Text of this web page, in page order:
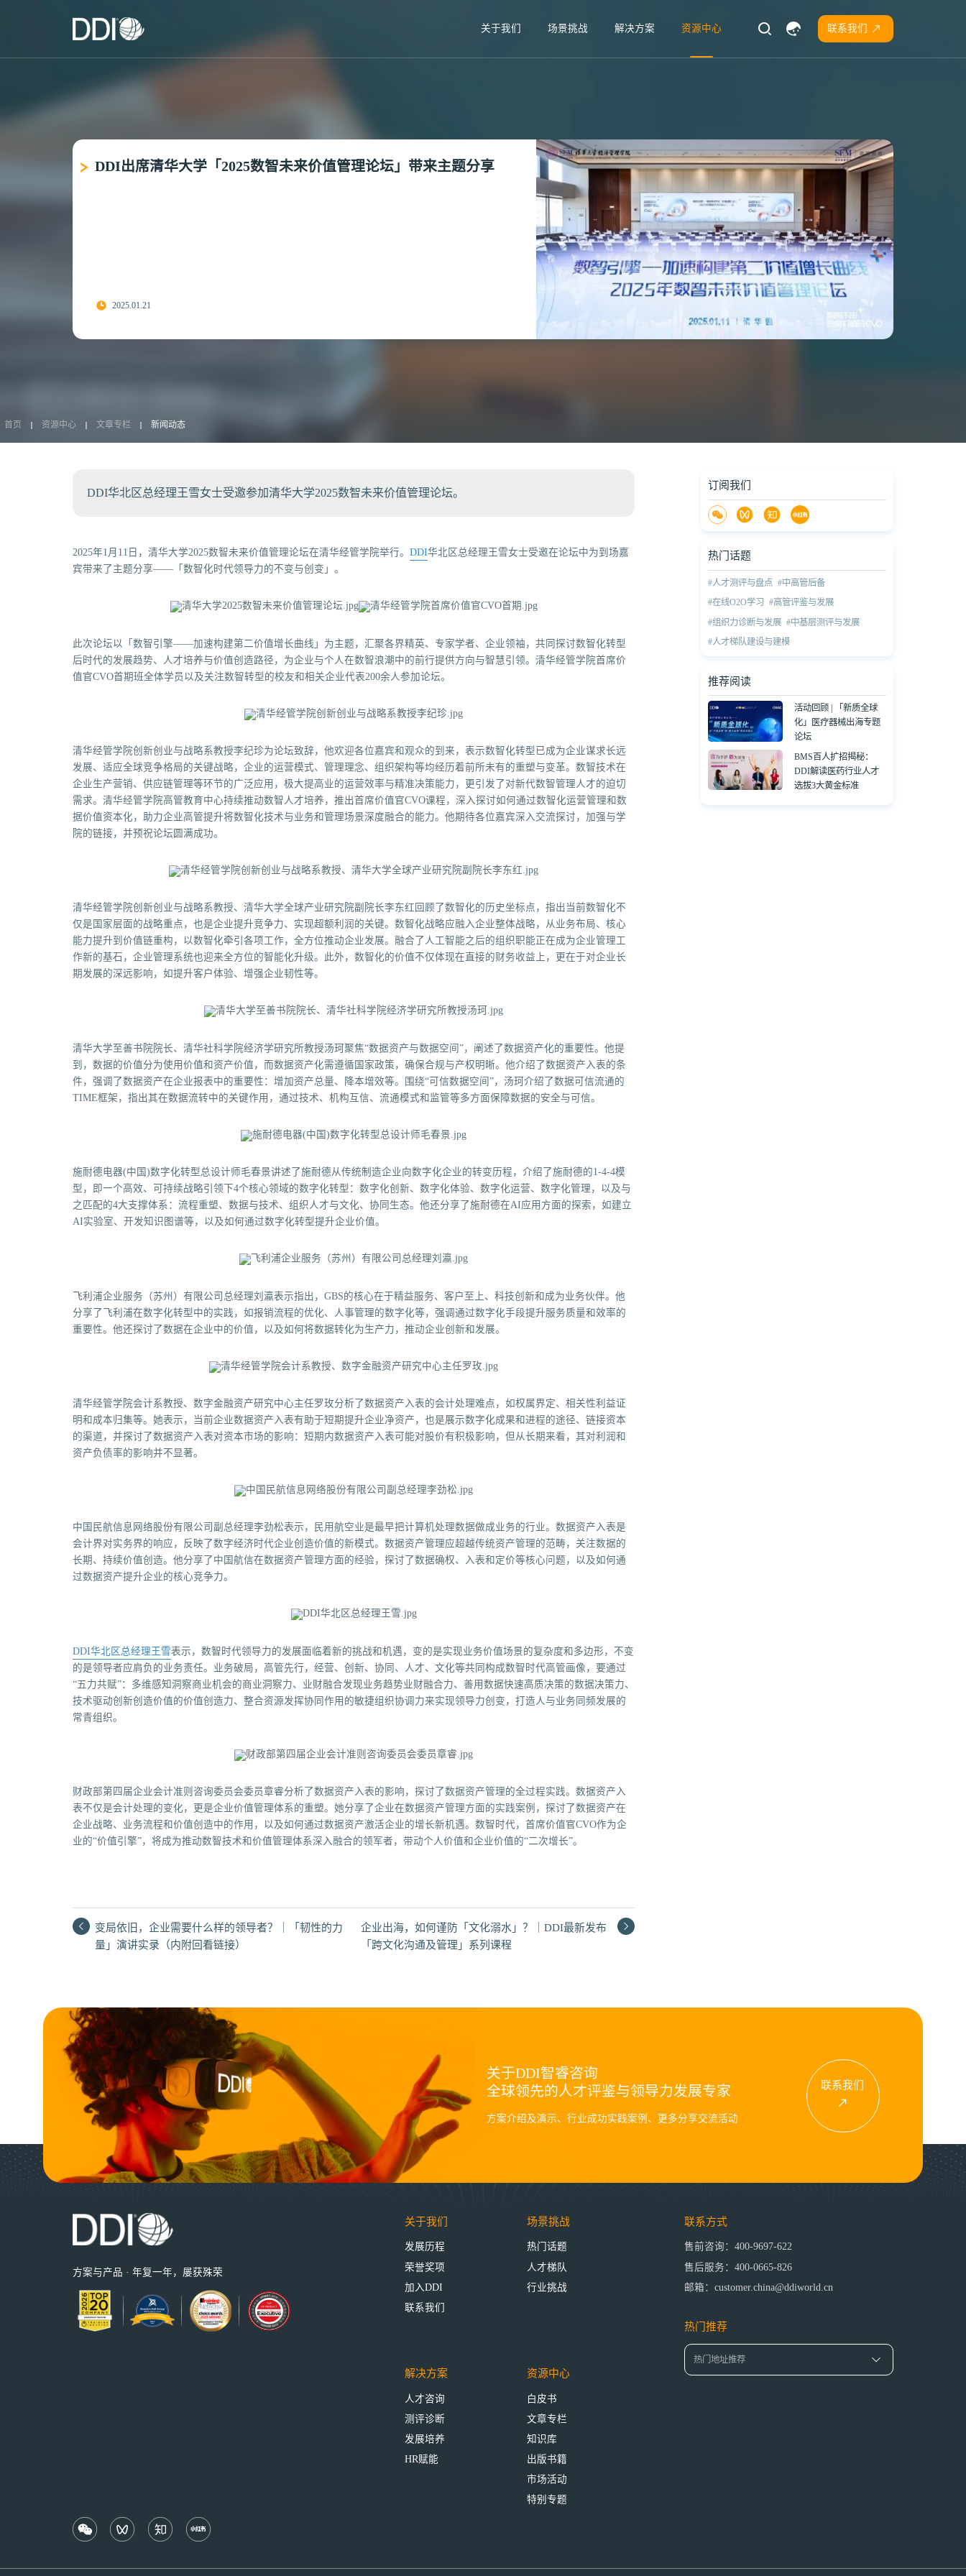
关于我们 场景挑战 解决方案 资源中心 联系我们
DDI出席清华大学「2025数智未来价值管理论坛」带来主题分享
2025.01.21
首页 资源中心 文章专栏 新闻动态
DDI华北区总经理王雪女士受邀参加清华大学2025数智未来价值管理论坛。
2025年1月11日，清华大学2025数智未来价值管理论坛在清华经管学院举行。 DDI华北区总经理王雪女士受邀在论坛中为到场嘉
宾带来了主题分享——「数智化时代领导力的不变与创变」。
此次论坛以「数智引擎——加速构建第二价值增长曲线」为主题，汇聚各界精英、专家学者、企业领袖，共同探讨数智化转型
后时代的发展趋势、人才培养与价值创造路径，为企业与个人在数智浪潮中的前行提供方向与智慧引领。清华经管学院首席价
值官CVO首期班全体学员以及关注数智转型的校友和相关企业代表200余人参加论坛。
清华经管学院创新创业与战略系教授李纪珍为论坛致辞，他欢迎各位嘉宾和观众的到来，表示数智化转型已成为企业谋求长远
发展、适应全球竞争格局的关键战略，企业的运营模式、管理理念、组织架构等均经历着前所未有的重塑与变革。数智技术在
企业生产营销、供应链管理等环节的广泛应用，极大提高业的运营效率与精准决策能力，更引发了对新代数智管理人才的迫切
需求。清华经管学院高管教育中心持续推动数智人才培养，推出首席价值官CVO课程，深入探讨如何通过数智化运营管理和数
据价值资本化，助力企业高管提升将数智化技术与业务和管理场景深度融合的能力。他期待各位嘉宾深入交流探讨，加强与学
院的链接，并预祝论坛圆满成功。
清华经管学院创新创业与战略系教授、清华大学全球产业研究院副院长李东红回顾了数智化的历史坐标点，指出当前数智化不
仅是国家层面的战略重点，也是企业提升竞争力、实现超额利润的关键。数智化战略应融入企业整体战略，从业务布局、核心
能力提升到价值链重构，以数智化牵引各项工作，全方位推动企业发展。融合了人工智能之后的组织职能正在成为企业管理工
作新的基石，企业管理系统也迎来全方位的智能化升级。此外，数智化的价值不仅体现在直接的财务收益上，更在于对企业长
期发展的深远影响，如提升客户体验、增强企业韧性等。
清华大学至善书院院长、清华社科学院经济学研究所教授汤珂聚焦“数据资产与数据空间”，阐述了数据资产化的重要性。他提
到，数据的价值分为使用价值和资产价值，而数据资产化需遵循国家政策，确保合规与产权明晰。他介绍了数据资产入表的条
件，强调了数据资产在企业报表中的重要性：增加资产总量、降本增效等。围绕“可信数据空间”，汤珂介绍了数据可信流通的
TIME框架，指出其在数据流转中的关键作用，通过技术、机构互信、流通模式和监管等多方面保障数据的安全与可信。
施耐德电器(中国)数字化转型总设计师毛春景讲述了施耐德从传统制造企业向数字化企业的转变历程，介绍了施耐德的1-4-4模
型，即一个高效、可持续战略引领下4个核心领域的数字化转型：数字化创新、数字化体验、数字化运营、数字化管理，以及与
之匹配的4大支撑体系：流程重塑、数据与技术、组织人才与文化、协同生态。他还分享了施耐德在AI应用方面的探索，如建立
AI实验室、开发知识图谱等，以及如何通过数字化转型提升企业价值。
飞利浦企业服务（苏州）有限公司总经理刘瀛表示指出，GBS的核心在于精益服务、客户至上、科技创新和成为业务伙伴。他
分享了飞利浦在数字化转型中的实践，如报销流程的优化、人事管理的数字化等，强调通过数字化手段提升服务质量和效率的
重要性。他还探讨了数据在企业中的价值，以及如何将数据转化为生产力，推动企业创新和发展。
清华经管学院会计系教授、数字金融资产研究中心主任罗玫分析了数据资产入表的会计处理难点，如权属界定、相关性利益证
明和成本归集等。她表示，当前企业数据资产入表有助于短期提升企业净资产，也是展示数字化成果和进程的途径、链接资本
的渠道，并探讨了数据资产入表对资本市场的影响：短期内数据资产入表可能对股价有积极影响，但从长期来看，其对利润和
资产负债率的影响并不显著。
中国民航信息网络股份有限公司副总经理李劲松表示，民用航空业是最早把计算机处理数据做成业务的行业。数据资产入表是
会计界对实务界的响应，反映了数字经济时代企业创造价值的新模式。数据资产管理应超越传统资产管理的范畴，关注数据的
长期、持续价值创造。他分享了中国航信在数据资产管理方面的经验，探讨了数据确权、入表和定价等核心问题，以及如何通
过数据资产提升企业的核心竞争力。
DDI华北区总经理王雪表示，数智时代领导力的发展面临着新的挑战和机遇，变的是实现业务价值场景的复杂度和多边形，不变
的是领导者应肩负的业务责任。业务破局，高管先行，经营、创新、协同、人才、文化等共同构成数智时代高管画像，要通过
“五力共赋”：多维感知洞察商业机会的商业洞察力、业财融合发现业务趋势业财融合力、善用数据快速高质决策的数据决策力、
技术驱动创新创造价值的价值创造力、整合资源发挥协同作用的敏捷组织协调力来实现领导力创变，打造人与业务同频发展的
常青组织。
财政部第四届企业会计准则咨询委员会委员章睿分析了数据资产入表的影响，探讨了数据资产管理的全过程实践。数据资产入
表不仅是会计处理的变化，更是企业价值管理体系的重塑。她分享了企业在数据资产管理方面的实践案例，探讨了数据资产在
企业战略、业务流程和价值创造中的作用，以及如何通过数据资产激活企业的增长新机遇。数智时代，首席价值官CVO作为企
业的“价值引擎”，将成为推动数智技术和价值管理体系深入融合的领军者，带动个人价值和企业价值的“二次增长”。
变局依旧，企业需要什么样的领导者？｜「韧性的力
量」演讲实录（内附回看链接）
企业出海，如何谨防「文化溺水」？｜DDI最新发布
「跨文化沟通及管理」系列课程
订阅我们
热门话题
#人才测评与盘点 #中高管后备
#在线O2O学习 #高管评鉴与发展
#组织力诊断与发展 #中基层测评与发展
#人才梯队建设与建模
推荐阅读
活动回顾 | 「新质全球
化」医疗器械出海专题
论坛
BMS百人扩招揭秘：
DDI解读医药行业人才
选拔3大黄金标准
关于DDI智睿咨询
全球领先的人才评鉴与领导力发展专家
方案介绍及演示、行业成功实践案例、更多分享交流活动
联系我们
方案与产品 · 年复一年，屡获殊荣
关于我们
发展历程
荣誉奖项
加入DDI
联系我们
场景挑战
热门话题
人才梯队
行业挑战
解决方案
人才咨询
测评诊断
发展培养
HR赋能
资源中心
白皮书
文章专栏
知识库
出版书籍
市场活动
特别专题
联系方式
售前咨询：400-9697-622
售后服务：400-0665-826
邮箱：customer.china@ddiworld.cn
热门推荐